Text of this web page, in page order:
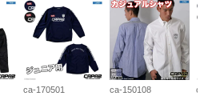
ca-170501 ca-150108